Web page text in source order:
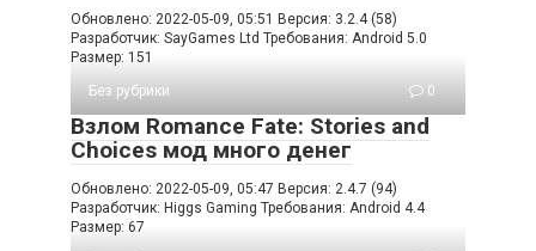
Обновлено: 2022-05-09, 05:51 Версия: 3.2.4 (58)
Разработчик: SayGames Ltd Требования: Android 5.0
Размер: 151
Без рубрики
0
Взлом Romance Fate: Stories and
Choices мод много денег
Обновлено: 2022-05-09, 05:47 Версия: 2.4.7 (94)
Разработчик: Higgs Gaming Требования: Android 4.4
Размер: 67